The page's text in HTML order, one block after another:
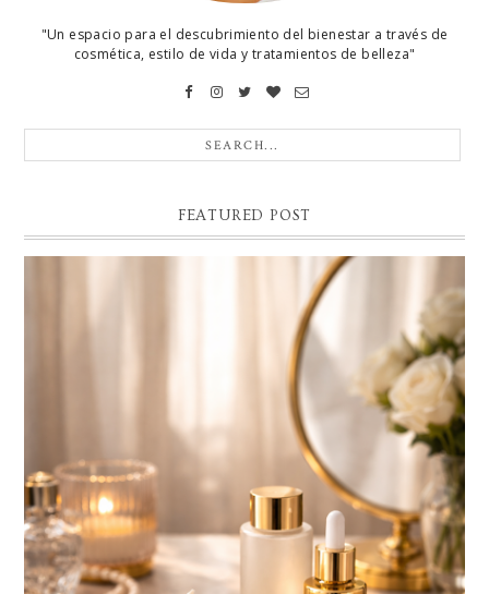
"Un espacio para el descubrimiento del bienestar a través de
cosmética, estilo de vida y tratamientos de belleza"
FEATURED POST
BELLEZA CONSCIENTE: EL LUJO SILENCIOSO QUE
TRANSFORMA TU PIEL Y TU BIENESTAR